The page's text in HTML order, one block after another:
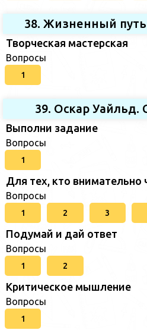
38. Жизненный
Творческая мастерская
Вопросы
1
39. Оскар Уайльд.
Выполни задание
Вопросы
1
Для тех, кто внимательно
Вопросы
1 2 3
Подумай и дай ответ
Вопросы
1 2
Критическое мышление
Вопросы
1